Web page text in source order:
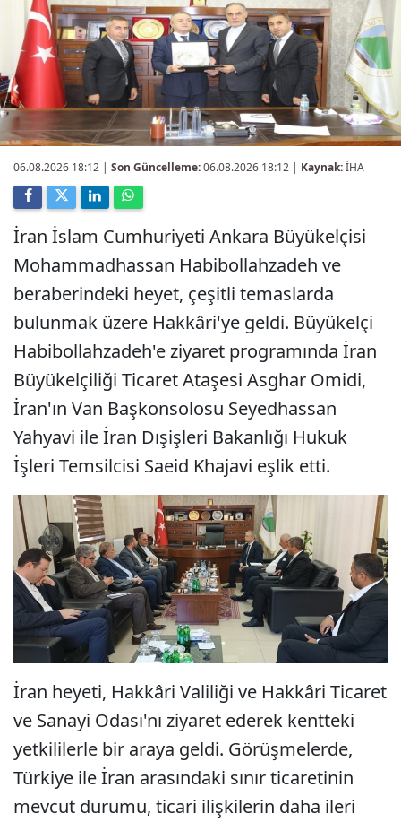
06.08.2026 18:12 | Son Güncelleme:06.08.2026 18:12 | Kaynak:İHA
İran İslam Cumhuriyeti Ankara Büyükelçisi
Mohammadhassan Habibollahzadeh ve
beraberindeki heyet, çeşitli temaslarda
bulunmak üzere Hakkâri'ye geldi. Büyükelçi
Habibollahzadeh'e ziyaret programında İran
Büyükelçiliği Ticaret Ataşesi Asghar Omidi,
İran'ın Van Başkonsolosu Seyedhassan
Yahyavi ile İran Dışişleri Bakanlığı Hukuk
İşleri Temsilcisi Saeid Khajavi eşlik etti.
İran heyeti, Hakkâri Valiliği ve Hakkâri Ticaret
ve Sanayi Odası'nı ziyaret ederek kentteki
yetkililerle bir araya geldi. Görüşmelerde,
Türkiye ile İran arasındaki sınır ticaretinin
mevcut durumu, ticari ilişkilerin daha ileri